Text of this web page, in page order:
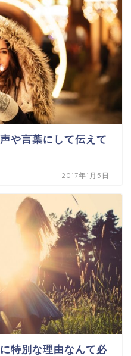
や言葉にして伝えて
2017年1月5日
特別な理由なんて必